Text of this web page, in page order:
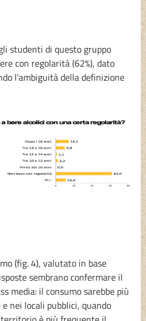
studenti di questo gruppo
con regolarità (62%), dato
l’ambiguità della definizione
(fig. 4), valutato in base
sembrano confermare il
media: il consumo sarebbe più
nei locali pubblici, quando